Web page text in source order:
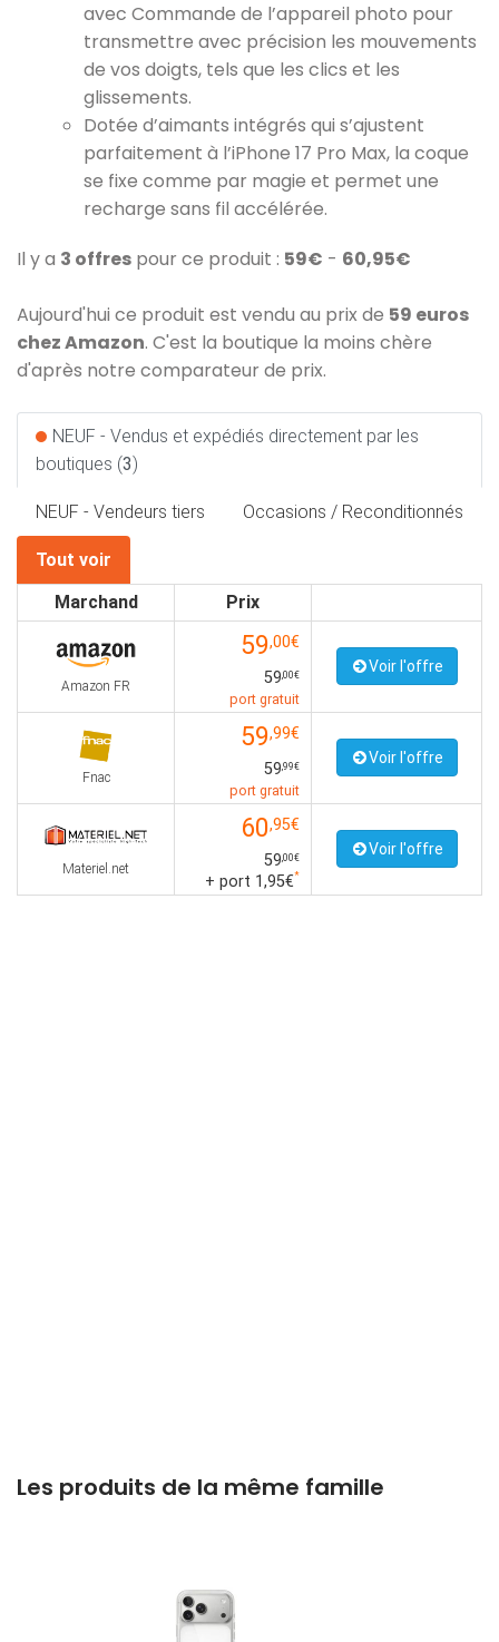
avec Commande de l’appareil photo pour
transmettre avec précision les mouvements
de vos doigts, tels que les clics et les
glissements.
Dotée d’aimants intégrés qui s’ajustent
parfaitement à l’iPhone 17 Pro Max, la coque
se fixe comme par magie et permet une
recharge sans fil accélérée.
Il y a 3 offres pour ce produit : 59€ - 60,95€
Aujourd'hui ce produit est vendu au prix de 59 euros
chez Amazon. C'est la boutique la moins chère
d'après notre comparateur de prix.
NEUF - Vendus et expédiés directement par les
boutiques (3)
NEUF - Vendeurs tiers Occasions / Reconditionnés
Tout voir
Marchand
Prix
Amazon FR
59,00€
59,00€
port gratuit
Voir l'offre
Fnac
59,99€
59,99€
port gratuit
Voir l'offre
Materiel.net
60,95€
59,00€
+ port 1,95€*
Voir l'offre
Les produits de la même famille